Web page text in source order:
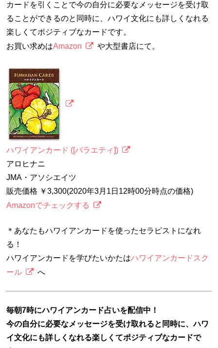
カードを引くことで今の自分に必要なメッセージを受け取
ることができるのと同時に、ハワイ文化にも詳しくなれる
楽しくてポジティブなカードです。
お買い求めはAmazon や大型書店にて。
ハワイアンカード ([バラエティ])
アロヒナニ
JMA・アソシエイツ
販売価格 ￥3,300(2020年3月1日12時00分時点の価格)
Amazonでチェックする
＊あなたもハワイアンカードを使ったセラピストになれ
る！
ハワイアンカードを学びたいかたはハワイアンカードスク
ール
へ
毎朝7時にハワイアンカード占いを配信中！
今の自分に必要なメッセージを受け取れると同時に、ハワ
イ文化にも詳しくなれる楽しくてポジティブなカードで